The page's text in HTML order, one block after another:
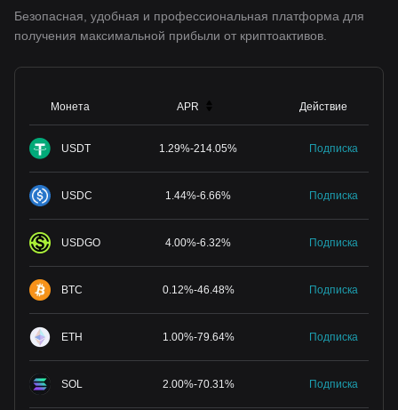
Безопасная, удобная и профессиональная платформа для
получения максимальной прибыли от криптоактивов.
Монета APR Действие
USDT 1.29%-214.05% Подписка
USDC 1.44%-6.66% Подписка
USDGO 4.00%-6.32% Подписка
BTC 0.12%-46.48% Подписка
ETH 1.00%-79.64% Подписка
SOL 2.00%-70.31 % Подписка